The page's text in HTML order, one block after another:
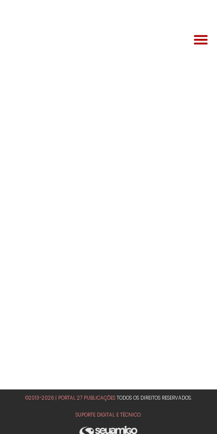
©2013-2026 | PORTAL 27 PUBLICAÇÕES TODOS OS DIREITOS RESERVADOS.
SUPORTE DIGITAL E TÉCNICO: